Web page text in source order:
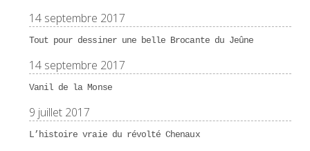
14 septembre 2017
Tout pour dessiner une belle Brocante du Jeûne
14 septembre 2017
Vanil de la Monse
9 juillet 2017
L’histoire vraie du révolté Chenaux